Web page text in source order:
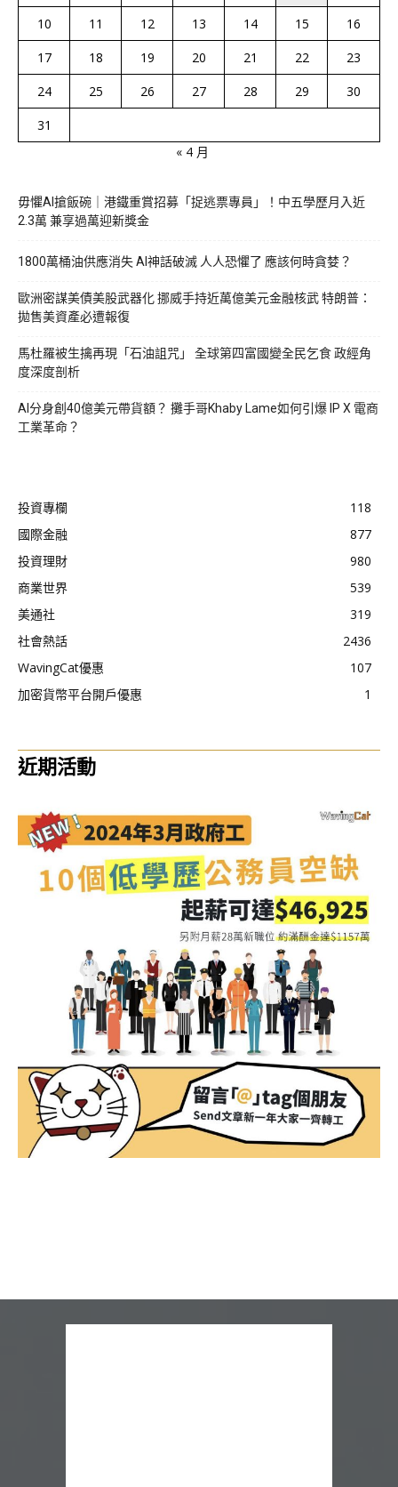
10
11 12 13 14 15
16
17
18 19 20 21 22
23
24
25 26 27 28 29
30
31
« 4 月
毋懼AI搶飯碗｜港鐵重賞招募「捉逃票專員」！中五學歷月入近
2.3萬 兼享過萬迎新獎金
1800萬桶油供應消失 AI神話破滅 人人恐懼了 應該何時貪婪？
歐洲密謀美債美股武器化 挪威手持近萬億美元金融核武 特朗普：
拋售美資產必遭報復
馬杜羅被生擒再現「石油詛咒」 全球第四富國變全民乞食 政經角
度深度剖析
AI分身創40億美元帶貨額？ 攤手哥Khaby Lame如何引爆 IP X 電商
工業革命？
投資專欄
118
國際金融
877
投資理財
980
商業世界
539
美通社
319
社會熱話
2436
WavingCat優惠
107
加密貨幣平台開戶優惠
1
近期活動